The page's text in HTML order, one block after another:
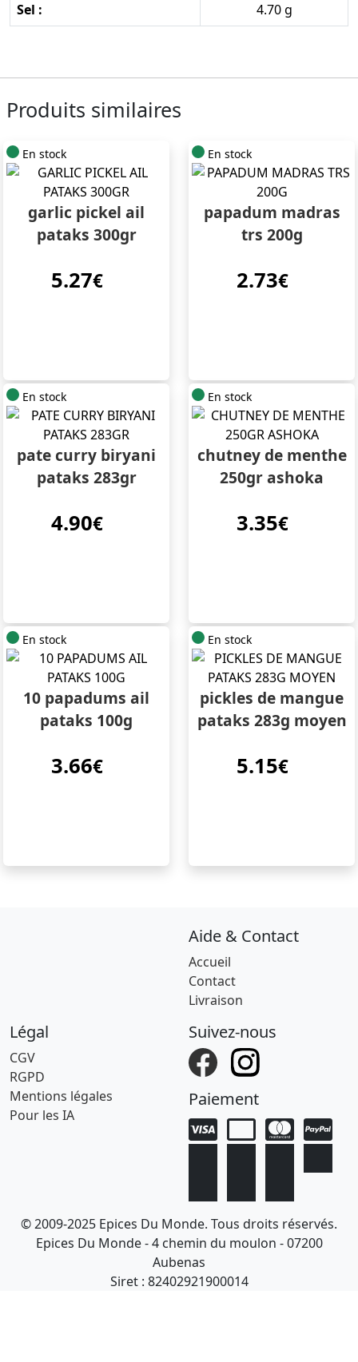
Sel :
4.70 g
Produits similaires
En stock
garlic pickel ail
pataks 300gr
5.27€
En stock
papadum madras
trs 200g
2.73€
En stock
pate curry biryani
pataks 283gr
4.90€
En stock
chutney de menthe
250gr ashoka
3.35€
En stock
10 papadums ail
pataks 100g
3.66€
En stock
pickles de mangue
pataks 283g moyen
5.15€
Aide & Contact
Accueil
Contact
Livraison
Légal
CGV
RGPD
Mentions légales
Pour les IA
Suivez-nous
Paiement
© 2009-2025 Epices Du Monde. Tous droits réservés.
Epices Du Monde - 4 chemin du moulon - 07200
Aubenas
Siret : 82402921900014